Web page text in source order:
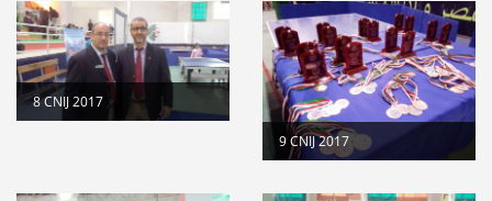
8 CNIJ 2017
9 CNIJ 2017